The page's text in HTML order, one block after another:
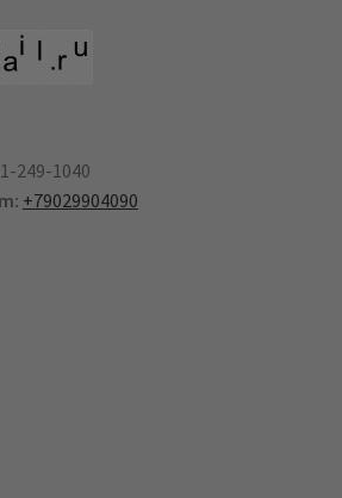
249-1040
+79029904090